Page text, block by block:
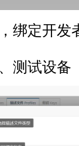
绑定开发
测试设备